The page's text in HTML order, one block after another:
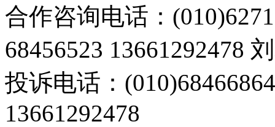
合作咨询电话：
68456523 13661292478
投诉电话：
13661292478